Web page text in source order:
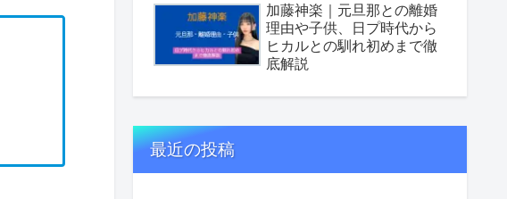
加藤神楽｜元旦那との離婚
理由や子供、日プ時代から
ヒカルとの馴れ初めまで徹
底解説
最近の投稿